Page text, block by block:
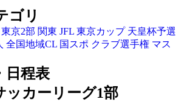
ゴリ
東京2部 関東 JFL 東京カップ 天皇杯予選
全国地域CL 国スポ クラブ選手権 マス
日程表
ッカーリーグ1部